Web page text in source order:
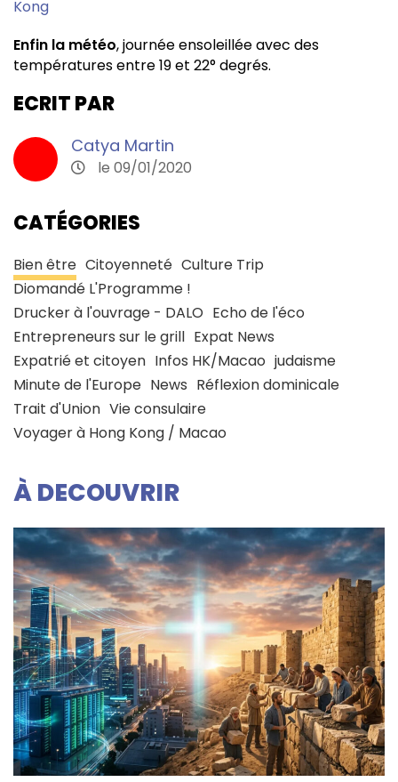
Kong
Enfin la météo, journée ensoleillée avec des
températures entre 19 et 22° degrés.
ECRIT PAR
Catya Martin
le 09/01/2020
CATÉGORIES
Bien être Citoyenneté Culture Trip
Diomandé L'Programme !
Drucker à l'ouvrage - DALO Echo de l'éco
Entrepreneurs sur le grill Expat News
Expatrié et citoyen Infos HK/Macao judaisme
Minute de l'Europe News Réflexion dominicale
Trait d'Union Vie consulaire
Voyager à Hong Kong / Macao
À DECOUVRIR